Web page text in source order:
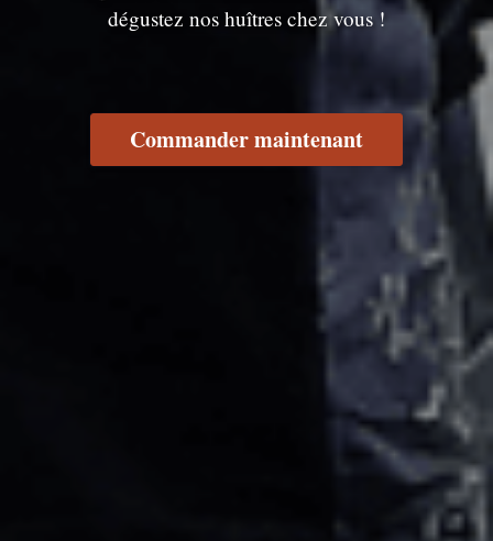
dégustez nos huîtres chez vous !
Commander maintenant